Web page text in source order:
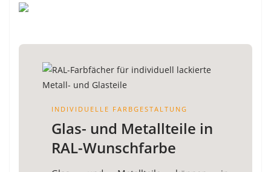
INDIVIDUELLE FARBGESTALTUNG
Glas- und Metallteile in
RAL-Wunschfarbe